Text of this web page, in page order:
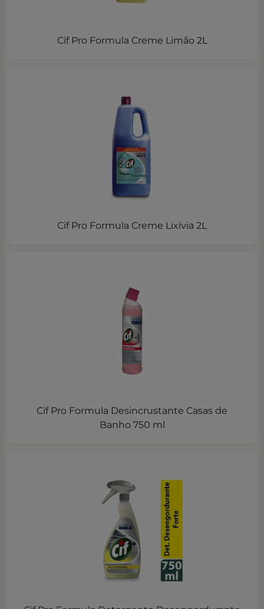
Cif Pro Formula Creme Limão 2L
Cif Pro Formula Creme Lixívia 2L
Cif Pro Formula Desincrustante Casas de
Banho 750 ml